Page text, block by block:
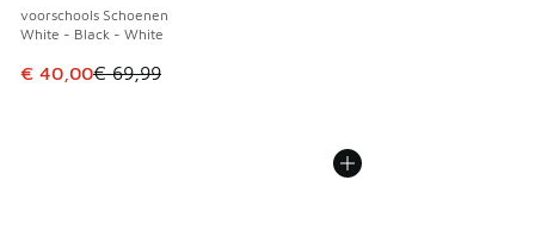
voorschools Schoenen
White - Black - White
Dit artikel is in de uitverkoop. Dit artikel is in de
€ 40,00€ 69,99